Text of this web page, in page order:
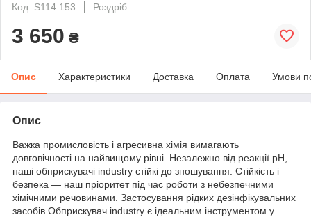
Код: S114.153
Роздріб
3 650 ₴
Опис Характеристики Доставка Оплата Умови
Опис
Важка промисловість і агресивна хімія вимагають
довговічності на найвищому рівні. Незалежно від реакції pH,
наші обприскувачі industry стійкі до зношування. Стійкість і
безпека — наш пріоритет під час роботи з небезпечними
хімічними речовинами. Застосування рідких дезінфікувальних
засобів Обприскувач industry є ідеальним інструментом у